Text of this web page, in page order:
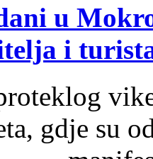
u
i
gdje su